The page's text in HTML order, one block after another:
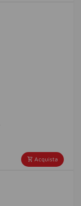
Acquista